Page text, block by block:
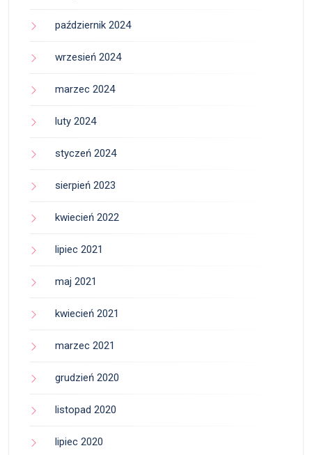
październik 2024
wrzesień 2024
marzec 2024
luty 2024
styczeń 2024
sierpień 2023
kwiecień 2022
lipiec 2021
maj 2021
kwiecień 2021
marzec 2021
grudzień 2020
listopad 2020
lipiec 2020